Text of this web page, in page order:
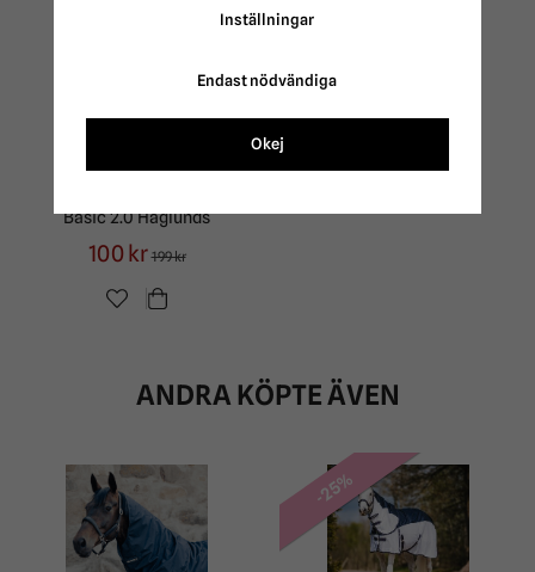
Basic 2.0 Haglunds
100 kr 199 kr
ANDRA KÖPTE ÄVEN
-25%
Inställningar
Endast nödvändiga
Okej